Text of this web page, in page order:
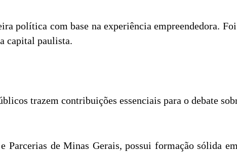
política com base na experiência empreendedora.
capital paulista.
trazem contribuições essenciais para o debate
Parcerias de Minas Gerais, possui formação sólida